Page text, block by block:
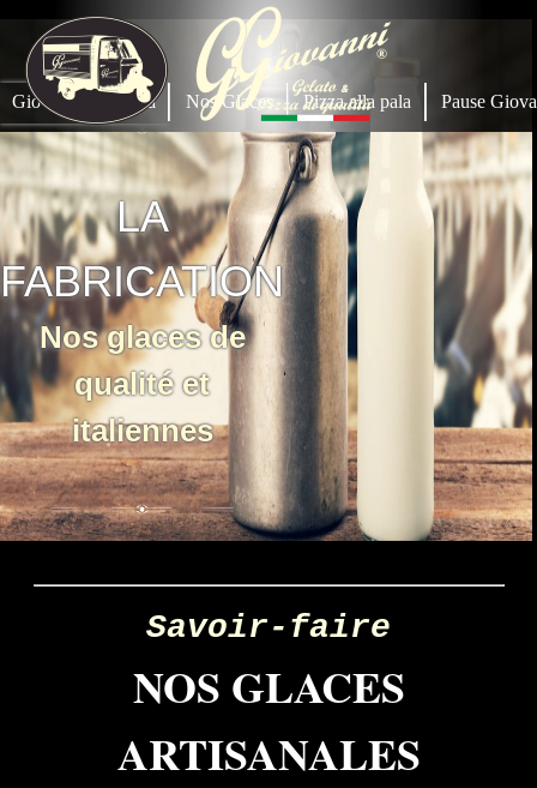
Giovanni Gelateria Nos Glaces Pizza alla pala Pause
LA
FABRICATION
Nos glaces de
qualité et
italiennes
Savoir-faire
NOS GLACES
ARTISANALES